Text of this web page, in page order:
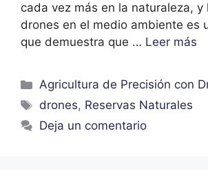
cada vez más en la naturaleza, y
drones en el medio ambiente es
que demuestra que … Leer más
Agricultura de Precisión con
drones, Reservas Naturales
Deja un comentario